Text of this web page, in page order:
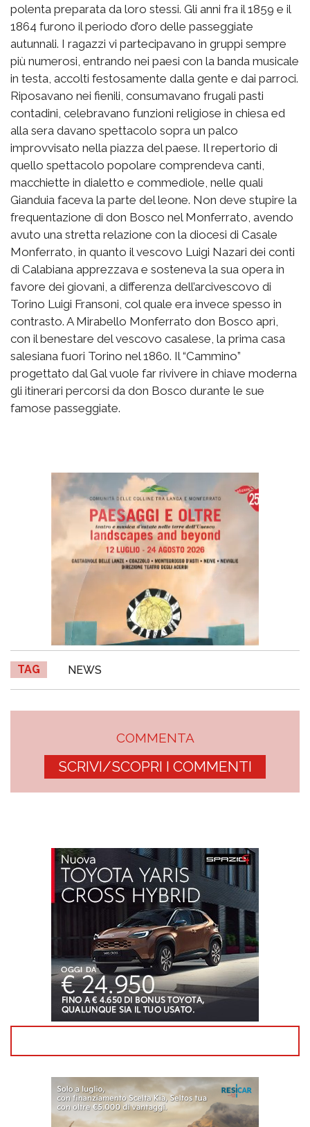
polenta preparata da loro stessi. Gli anni fra il 1859 e il
1864 furono il periodo d’oro delle passeggiate
autunnali. I ragazzi vi partecipavano in gruppi sempre
più numerosi, entrando nei paesi con la banda musicale
in testa, accolti festosamente dalla gente e dai parroci.
Riposavano nei fienili, consumavano frugali pasti
contadini, celebravano funzioni religiose in chiesa ed
alla sera davano spettacolo sopra un palco
improvvisato nella piazza del paese. Il repertorio di
quello spettacolo popolare comprendeva canti,
macchiette in dialetto e commediole, nelle quali
Gianduia faceva la parte del leone. Non deve stupire la
frequentazione di don Bosco nel Monferrato, avendo
avuto una stretta relazione con la diocesi di Casale
Monferrato, in quanto il vescovo Luigi Nazari dei conti
di Calabiana apprezzava e sosteneva la sua opera in
favore dei giovani, a differenza dell’arcivescovo di
Torino Luigi Fransoni, col quale era invece spesso in
contrasto. A Mirabello Monferrato don Bosco aprì,
con il benestare del vescovo casalese, la prima casa
salesiana fuori Torino nel 1860. Il “Cammino”
progettato dal Gal vuole far rivivere in chiave moderna
gli itinerari percorsi da don Bosco durante le sue
famose passeggiate.
TAG NEWS
COMMENTA
SCRIVI/SCOPRI I COMMENTI